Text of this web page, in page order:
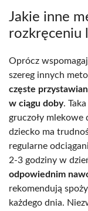
Jakie inne
rozkręceniu
Oprócz
szereg innych
częste
w ciągu doby.
gruczoły
dziecko ma
regularne
2-3 godziny w
odpowiednim
rekomendują
każdego dnia.